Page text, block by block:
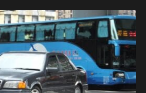
或者是”吉帶凶”？”凶帶吉”？ 相關新